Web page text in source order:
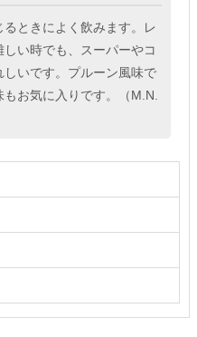
ときによく飲みます。レ
い時でも、スーパーやコ
いです。プルーン風味で
お気に入りです。（M.N.